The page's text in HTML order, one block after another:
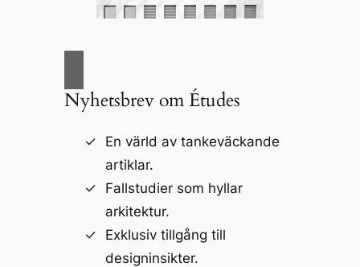
Nyhetsbrev om Études
En värld av tankeväckande
artiklar.
Fallstudier som hyllar
arkitektur.
Exklusiv tillgång till
designinsikter.